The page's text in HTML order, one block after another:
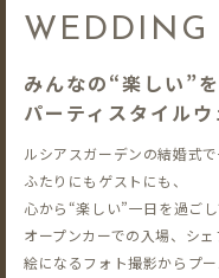
WEDDING
みんなの“楽しい”
パーティスタイル
ルシアスガーデンの結婚式
ふたりにもゲストにも、
心から“楽しい”一日を過ごし
オープンカーでの入場、シェ
絵になるフォト撮影から プ